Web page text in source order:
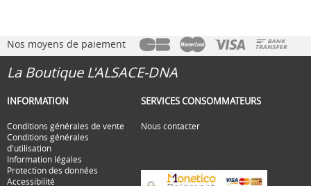
Nos moyens de paiement
La Boutique L'ALSACE-DNA
INFORMATION
Conditions générales de vente
Conditions générales
d'utilisation
Information légales
Protection des données
Accessibilité
SERVICES CONSOMMATEURS
Nous contacter